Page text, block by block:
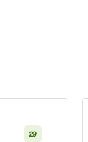
29